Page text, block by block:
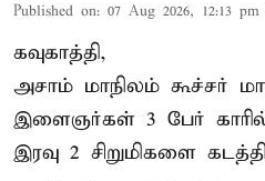
Published on: 07 Aug 2026, 12:13 pm
கவுகாத்தி,
அசாம் மாநிலம் கூச்சர்
இளைஞர்கள் 3 பேர்
இரவு 2 சிறுமிகளை